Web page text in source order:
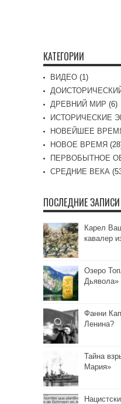
КАТЕГОРИИ
ВИДЕО (1)
ДРЕВНИЙ МИР (6)
ИСТОРИЧЕСКИЕ
НОВЕЙШЕЕ
НОВОЕ ВРЕМЯ
ПЕРВОБЫТНОЕ
СРЕДНИЕ ВЕКА
ПОСЛЕДНИЕ ЗАПИСИ
Карел
кавалер
Озеро
Дьявола»
Фанни
Ленина?
Тайна
Мария»